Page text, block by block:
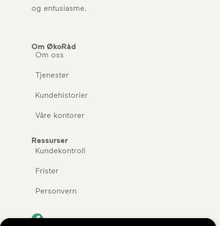
og entusiasme.
Om ØkoRåd
Om oss
Tjenester
Kundehistorier
Våre kontorer
Ressurser
Kundekontroll
Frister
Personvern